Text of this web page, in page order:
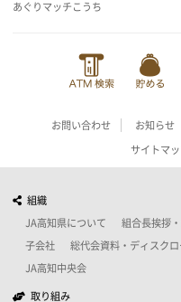
あぐりマッチこうち
お問い合わせ お知らせ
サイトマ
組織
JA高知県について 組合長挨拶
子会社 総代会資料・ディスクロ
JA高知中央会
取り組み